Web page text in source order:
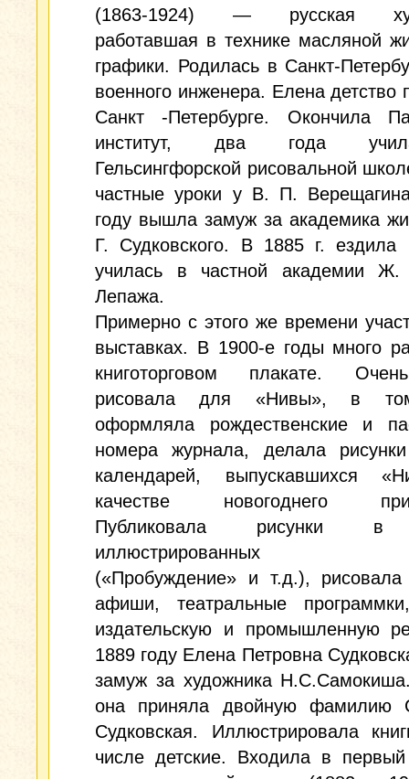
(1863-1924) — русская
работавшая в технике масляной
графики. Родилась в Санкт-
военного инженера. Елена детство
Санкт -Петербурге. Окончила
институт, два года
Гельсингфорской рисовальной
частные уроки у В. П.
году вышла замуж за академика
Г. Судковского. В 1885 г.
училась в частной академии Ж.
Лепажа.
Примерно с этого же времени
выставках. В 1900-е годы много
книготорговом плакате.
рисовала для «Нивы», в
оформляла рождественские и
номера журнала, делала
календарей, выпускавшихся
качестве новогоднего
Публиковала рисунки в
иллюстрированных
(«Пробуждение» и т.д.), рисовала
афиши, театральные
издательскую и промышленную
1889 году Елена Петровна
замуж за художника
она приняла двойную фамилию
Судковская. Иллюстрировала
числе детские. Входила в